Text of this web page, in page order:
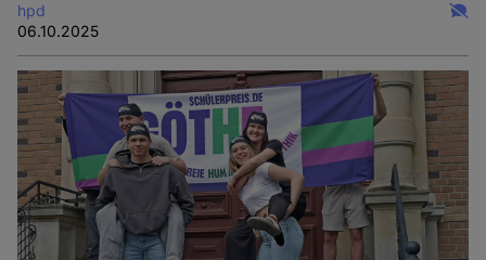
hpd
06.10.2025